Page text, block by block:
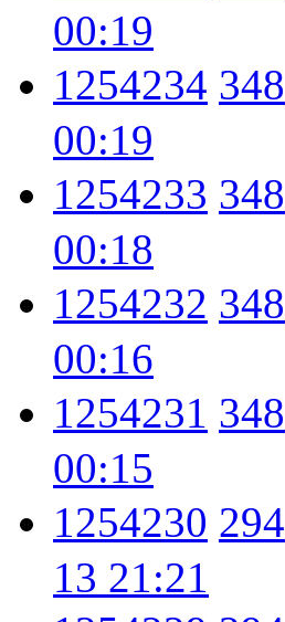
00:19
1254234 348
00:19
1254233 348
00:18
1254232 348
00:16
1254231 348
00:15
1254230 294
13 21:21